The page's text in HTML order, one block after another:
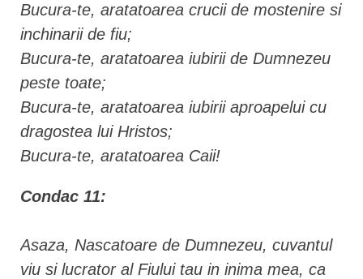
Bucura-te, aratatoarea crucii de mostenire si
inchinarii de fiu;
Bucura-te, aratatoarea iubirii de Dumnezeu
peste toate;
Bucura-te, aratatoarea iubirii aproapelui cu
dragostea lui Hristos;
Bucura-te, aratatoarea Caii!
Condac 11:
Asaza, Nascatoare de Dumnezeu, cuvantul
viu si lucrator al Fiului tau in inima mea, ca